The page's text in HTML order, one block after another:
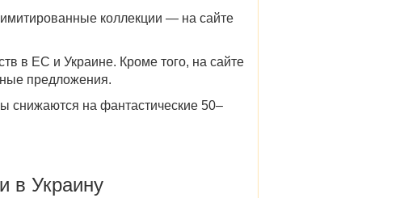
коллекции — на сайте
в ЕС и Украине. Кроме того, на сайте
предложения.
снижаются на фантастические 50–
в Украину